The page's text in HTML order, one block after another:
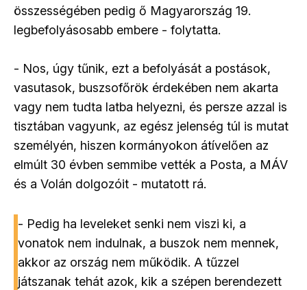
összességében pedig ő Magyarország 19.
legbefolyásosabb embere - folytatta.
- Nos, úgy tűnik, ezt a befolyását a postások,
vasutasok, buszsofőrök érdekében nem akarta
vagy nem tudta latba helyezni, és persze azzal is
tisztában vagyunk, az egész jelenség túl is mutat
személyén, hiszen kormányokon átívelően az
elmúlt 30 évben semmibe vették a Posta, a MÁV
és a Volán dolgozóit - mutatott rá.
- Pedig ha leveleket senki nem viszi ki, a
vonatok nem indulnak, a buszok nem mennek,
akkor az ország nem működik. A tűzzel
játszanak tehát azok, kik a szépen berendezett